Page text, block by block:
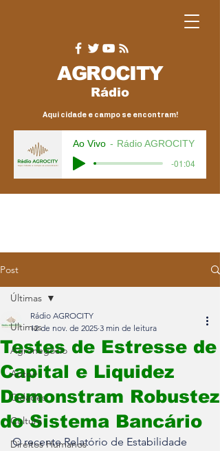
AGROCITY
Rádio
Aqui cidade e campo se encontram!
Ao Vivo Rádio AGROCITY
-01:04
Post
Últimas
Agronegócio
Auto+
Cidades
Cultura
Direitos Humanos
Últimas
Testes de Estresse de
Capital e Liquidez
Demonstram Robustez
do Sistema Bancário
Rádio AGROCITY
12 de nov. de 2025 3 min de leitura
O recente Relatório de Estabilidade